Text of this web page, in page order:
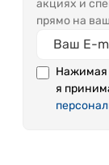
акциях и
прямо на
Нажимая
я